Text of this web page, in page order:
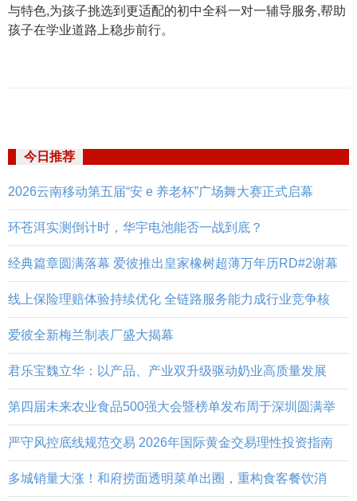
与特色,为孩子挑选到更适配的初中全科一对一辅导服务,帮助
孩子在学业道路上稳步前行。
今日推荐
2026云南移动第五届“安 e 养老杯”广场舞大赛正式启幕
环苍洱实测倒计时，华宇电池能否一战到底？
经典篇章圆满落幕 爱彼推出皇家橡树超薄万年历RD#2谢幕
线上保险理赔体验持续优化 全链路服务能力成行业竞争核
爱彼全新梅兰制表厂盛大揭幕
君乐宝魏立华：以产品、产业双升级驱动奶业高质量发展
第四届未来农业食品500强大会暨榜单发布周于深圳圆满举
严守风控底线规范交易 2026年国际黄金交易理性投资指南
多城销量大涨！和府捞面透明菜单出圈，重构食客餐饮消